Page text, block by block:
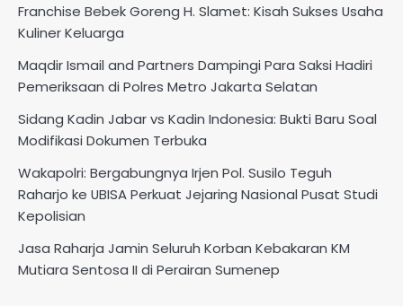
Franchise Bebek Goreng H. Slamet: Kisah Sukses Usaha
Kuliner Keluarga
Maqdir Ismail and Partners Dampingi Para Saksi Hadiri
Pemeriksaan di Polres Metro Jakarta Selatan
Sidang Kadin Jabar vs Kadin Indonesia: Bukti Baru Soal
Modifikasi Dokumen Terbuka
Wakapolri: Bergabungnya Irjen Pol. Susilo Teguh
Raharjo ke UBISA Perkuat Jejaring Nasional Pusat Studi
Kepolisian
Jasa Raharja Jamin Seluruh Korban Kebakaran KM
Mutiara Sentosa II di Perairan Sumenep